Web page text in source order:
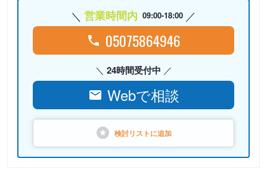
営業時間内 09:00-18:00
05075864946
24時間受付中
Webで相談
検討リストに追加